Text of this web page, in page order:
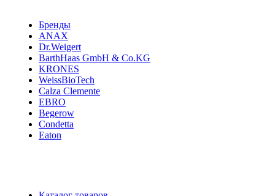
Бренды
ANAX
Dr.Weigert
BarthHaas GmbH & Co.KG
KRONES
WeissBioTech
Calza Clemente
EBRO
Begerow
Condetta
Eaton